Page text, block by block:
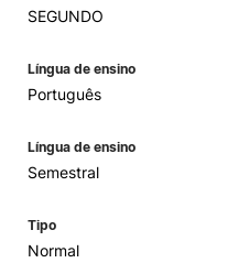
SEGUNDO
Língua de ensino
Português
Língua de ensino
Semestral
Tipo
Normal